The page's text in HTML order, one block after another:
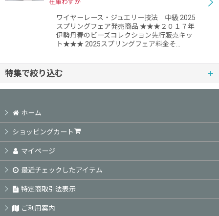
在庫わずか
ワイヤーレース・ジュエリー技法 中級 2025
スプリングフェア発売商品 ★★★２０１７年
伊勢丹春のビーズコレクション先行販売キッ
ト★★★ 2025スプリングフェア料金そ…
特集で絞り込む
初中級レベル
中級レベル
中上級レベル
上級レベル
ホーム
ショッピングカート
マイページ
最近チェックしたアイテム
特定商取引法表示
ご利用案内